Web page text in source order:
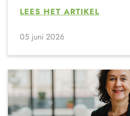
LEES HET ARTIKEL
05 juni 2026